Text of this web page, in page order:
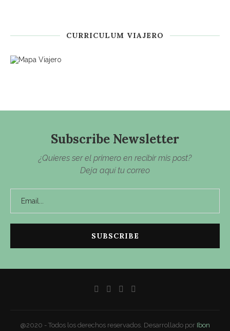
CURRICULUM VIAJERO
Subscribe Newsletter
¿Quieres ser el primero en recibir mis post?
Deja aquí tu correo
@2020 - Todos los derechos reservados. Desarrollado por Ibon